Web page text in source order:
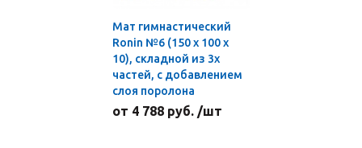
Мат гимнастический
Ronin №6 (150 х 100 х
10), складной из 3х
частей, с добавлением
слоя поролона
от 4 788 руб. /шт